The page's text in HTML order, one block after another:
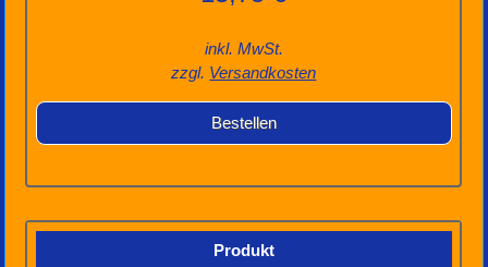
inkl. MwSt.
zzgl. Versandkosten
Bestellen